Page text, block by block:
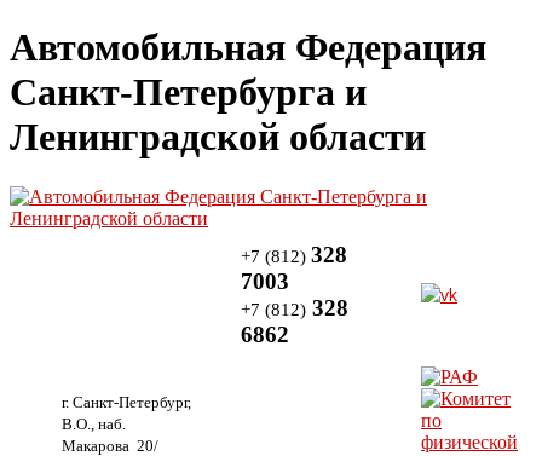
Автомобильная Федерация
Санкт-Петербурга и
Ленинградской области
г. Санкт-Петербург,
В.О., наб.
Макарова 20/
+7 (812) 328
7003
+7 (812) 328
6862